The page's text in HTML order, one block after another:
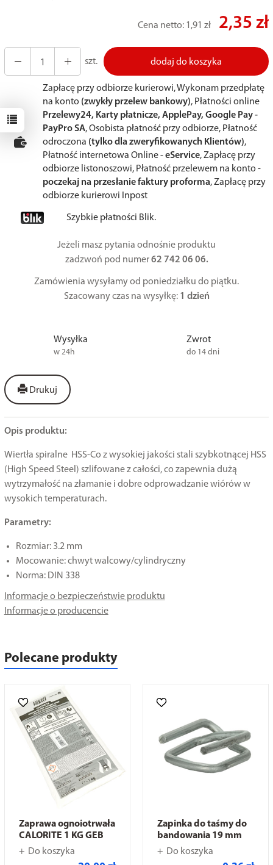
Cena netto: 1,91 zł 2,35 zł
szt. dodaj do koszyka
Zapłacę przy odbiorze kurierowi, Wykonam przedpłatę
na konto (zwykły przelew bankowy), Płatności online
Przelewy24, Karty płatnicze, ApplePay, Google Pay -
PayPro SA, Osobista płatność przy odbiorze, Płatność
odroczona (tylko dla zweryfikowanych Klientów),
Płatność internetowa Online -eService, Zapłacę przy
odbiorze listonoszowi, Płatność przelewem na konto -
poczekaj na przesłanie faktury proforma, Zapłacę przy
odbiorze kurierowi Inpost
Szybkie płatności Blik.
Jeżeli masz pytania odnośnie produktu
zadzwoń pod numer62 742 06 06.
Zamówienia wysyłamy od poniedziałku do piątku.
Szacowany czas na wysyłkę: 1 dzień
Wysyłka
w 24h
Zwrot
do 14 dni
Drukuj
Opis produktu:
Wiertła spiralne HSS-Co z wysokiej jakości stali szybkotnącej HSS
(High Speed Steel) szlifowane z całości, co zapewnia dużą
wytrzymałość na złamanie i dobre odprowadzanie wiórów w
wysokich temperaturach.
Parametry:
Rozmiar: 3.2 mm
Mocowanie: chwyt walcowy/cylindryczny
Norma: DIN 338
Informacje o bezpieczeństwie produktu
Informacje o producencie
Polecane produkty
Zaprawa ognoiotrwała
CALORITE 1 KG GEB
Do koszyka
Zapinka do taśmy do
bandowania 19 mm
Do koszyka